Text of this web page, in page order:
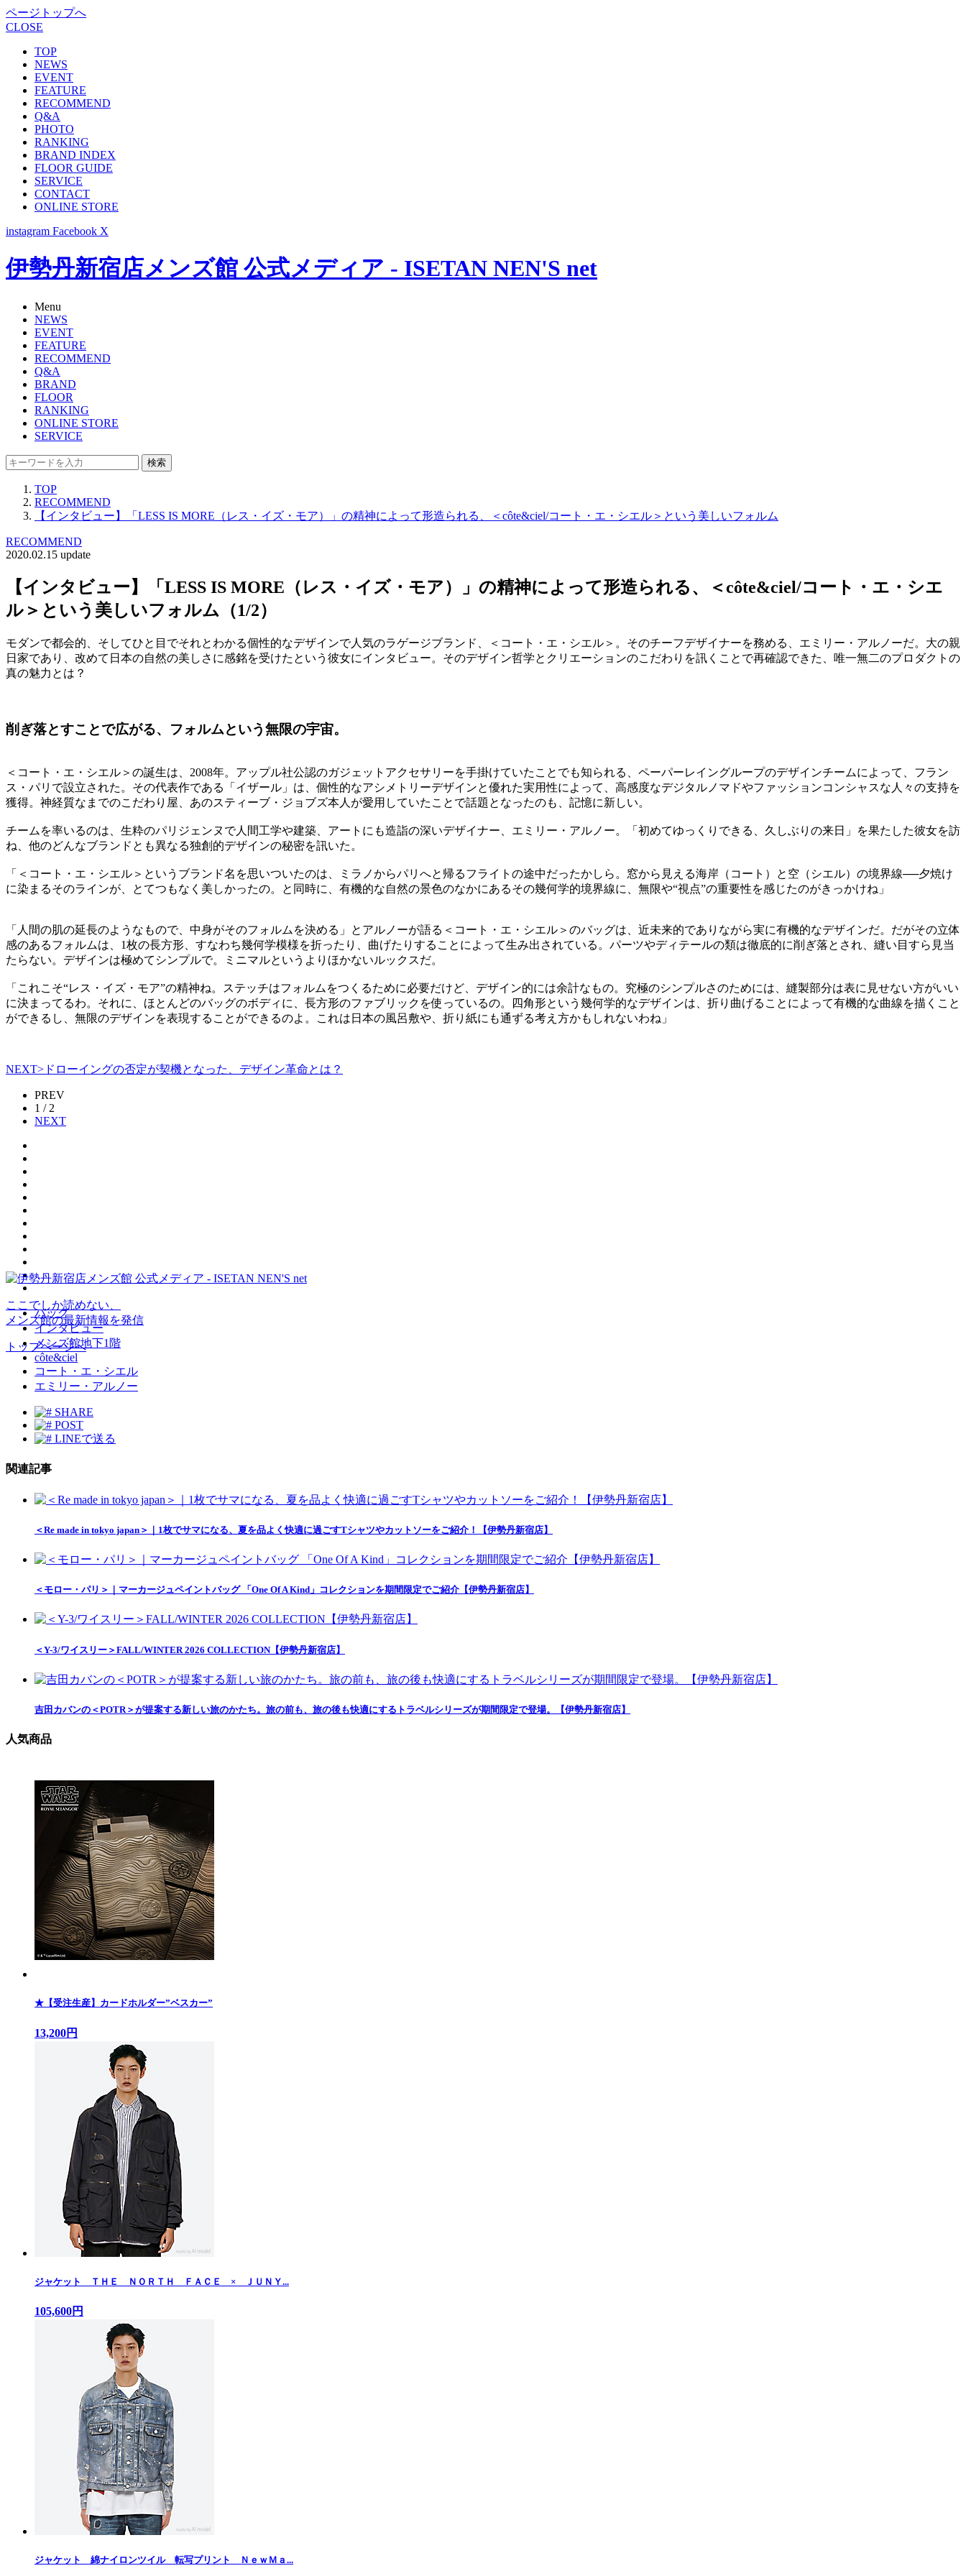
ページトップへ
CLOSE
TOP
NEWS
EVENT
FEATURE
RECOMMEND
Q&A
PHOTO
RANKING
BRAND INDEX
FLOOR GUIDE
SERVICE
CONTACT
ONLINE STORE
instagram Facebook X
伊勢丹新宿店メンズ館 公式メディア - ISETAN NEN'S net
Menu
NEWS
EVENT
FEATURE
RECOMMEND
Q&A
BRAND
FLOOR
RANKING
ONLINE STORE
SERVICE
検索
TOP
RECOMMEND
【インタビュー】「LESS IS MORE（レス・イズ・モア）」の精神によって形造られる、＜côte&ciel/コート・エ・シエル＞という美しいフォルム
RECOMMEND
2020.02.15 update
【インタビュー】「LESS IS MORE（レス・イズ・モア）」の精神によって形造られる、＜côte&ciel/コート・エ・シエ
ル＞という美しいフォルム（1/2）
モダンで都会的、そしてひと目でそれとわかる個性的なデザインで人気のラゲージブランド、＜コート・エ・シエル＞。そのチーフデザイナーを務める、エミリー・アルノーだ。大の親
日家であり、改めて日本の自然の美しさに感銘を受けたという彼女にインタビュー。そのデザイン哲学とクリエーションのこだわりを訊くことで再確認できた、唯一無二のプロダクトの
真の魅力とは？
削ぎ落とすことで広がる、フォルムという無限の宇宙。
＜コート・エ・シエル＞の誕生は、2008年。アップル社公認のガジェットアクセサリーを手掛けていたことでも知られる、ペーパーレイングループのデザインチームによって、フラン
ス・パリで設立された。その代表作である「イザール」は、個性的なアシメトリーデザインと優れた実用性によって、高感度なデジタルノマドやファッションコンシャスな人々の支持を
獲得。神経質なまでのこだわり屋、あのスティーブ・ジョブズ本人が愛用していたことで話題となったのも、記憶に新しい。
チームを率いるのは、生粋のパリジェンヌで人間工学や建築、アートにも造詣の深いデザイナー、エミリー・アルノー。「初めてゆっくりできる、久しぶりの来日」を果たした彼女を訪
ね、他のどんなブランドとも異なる独創的デザインの秘密を訊いた。
「＜コート・エ・シエル＞というブランド名を思いついたのは、ミラノからパリへと帰るフライトの途中だったかしら。窓から見える海岸（コート）と空（シエル）の境界線──夕焼け
に染まるそのラインが、とてつもなく美しかったの。と同時に、有機的な自然の景色のなかにあるその幾何学的境界線に、無限や“視点”の重要性を感じたのがきっかけね」
「人間の肌の延長のようなもので、中身がそのフォルムを決める」とアルノーが語る＜コート・エ・シエル＞のバッグは、近未来的でありながら実に有機的なデザインだ。だがその立体
感のあるフォルムは、1枚の長方形、すなわち幾何学模様を折ったり、曲げたりすることによって生み出されている。パーツやディテールの類は徹底的に削ぎ落とされ、縫い目すら見当
たらない。デザインは極めてシンプルで。ミニマルというよりほかないルックスだ。
「これこそ“レス・イズ・モア”の精神ね。ステッチはフォルムをつくるために必要だけど、デザイン的には余計なもの。究極のシンプルさのためには、縫製部分は表に見せない方がいい
に決まってるわ。それに、ほとんどのバッグのボディに、長方形のファブリックを使っているの。四角形という幾何学的なデザインは、折り曲げることによって有機的な曲線を描くこと
ができるし、無限のデザインを表現することができるのよ。これは日本の風呂敷や、折り紙にも通ずる考え方かもしれないわね」
NEXT>ドローイングの否定が契機となった、デザイン革命とは？
PREV
1 / 2
NEXT
バッグ
インタビュー
メンズ館地下1階
côte&ciel
コート・エ・シエル
エミリー・アルノー
SHARE
POST
LINEで送る
関連記事
＜Re made in tokyo japan＞｜1枚でサマになる、夏を品よく快適に過ごすTシャツやカットソーをご紹介！【伊勢丹新宿店】
＜モロー・パリ＞｜マーカージュペイントバッグ 「One Of A Kind」コレクションを期間限定でご紹介【伊勢丹新宿店】
＜Y-3/ワイスリー＞FALL/WINTER 2026 COLLECTION【伊勢丹新宿店】
吉田カバンの＜POTR＞が提案する新しい旅のかたち。旅の前も、旅の後も快適にするトラベルシリーズが期間限定で登場。【伊勢丹新宿店】
人気商品
★【受注生産】カードホルダー”ベスカー”
13,200円
ジャケット ＴＨＥ ＮＯＲＴＨ ＦＡＣＥ × ＪＵＮＹ...
105,600円
ジャケット 綿ナイロンツイル 転写プリント ＮｅｗＭａ...
ここでしか読めない、
メンズ館の最新情報を発信
トップページへ